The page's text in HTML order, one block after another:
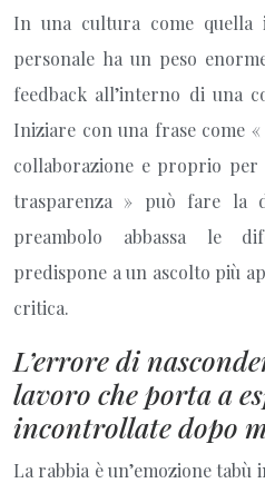
In una cultura come quella
personale ha un peso
feedback all’interno di una
Iniziare con una frase come
collaborazione e proprio
trasparenza » può fare la
preambolo abbassa le
predispone a un ascolto più
critica.
L’errore di
lavoro che porta a
incontrollate dopo
La rabbia è un’emozione